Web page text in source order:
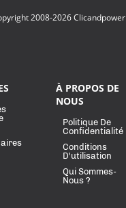
2008-2026 Clicandpower
À PROPOS DE
NOUS
Politique De
Confidentialité
Conditions
D'utilisation
Qui Sommes-
Nous ?